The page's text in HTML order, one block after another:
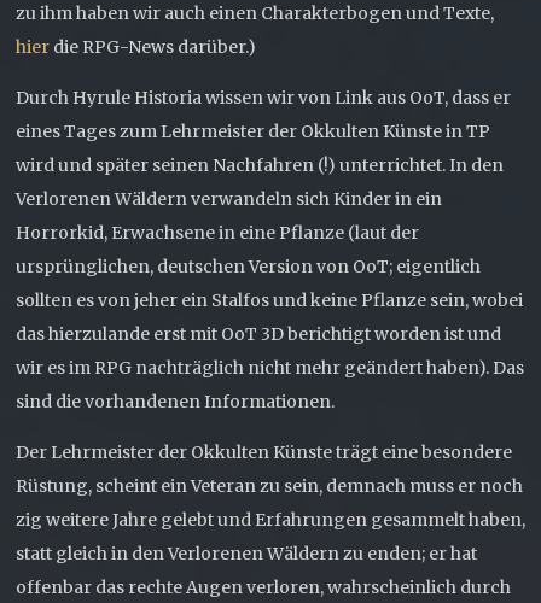
zu ihm haben wir auch einen Charakterbogen und Texte,
hier die RPG-News darüber.)
Durch Hyrule Historia wissen wir von Link aus OoT, dass er
eines Tages zum Lehrmeister der Okkulten Künste in TP
wird und später seinen Nachfahren (!) unterrichtet. In den
Verlorenen Wäldern verwandeln sich Kinder in ein
Horrorkid, Erwachsene in eine Pflanze (laut der
ursprünglichen, deutschen Version von OoT; eigentlich
sollten es von jeher ein Stalfos und keine Pflanze sein, wobei
das hierzulande erst mit OoT 3D berichtigt worden ist und
wir es im RPG nachträglich nicht mehr geändert haben). Das
sind die vorhandenen Informationen.
Der Lehrmeister der Okkulten Künste trägt eine besondere
Rüstung, scheint ein Veteran zu sein, demnach muss er noch
zig weitere Jahre gelebt und Erfahrungen gesammelt haben,
statt gleich in den Verlorenen Wäldern zu enden; er hat
offenbar das rechte Augen verloren, wahrscheinlich durch